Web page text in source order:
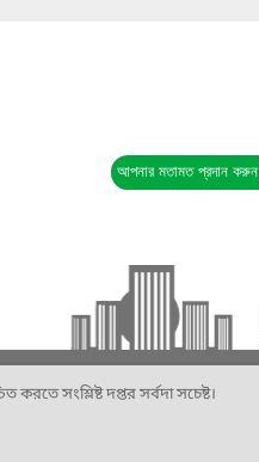
আপনার মতামত প্রদান করুন
সংশ্লিষ্ট দপ্তর সর্বদা সচেষ্ট।